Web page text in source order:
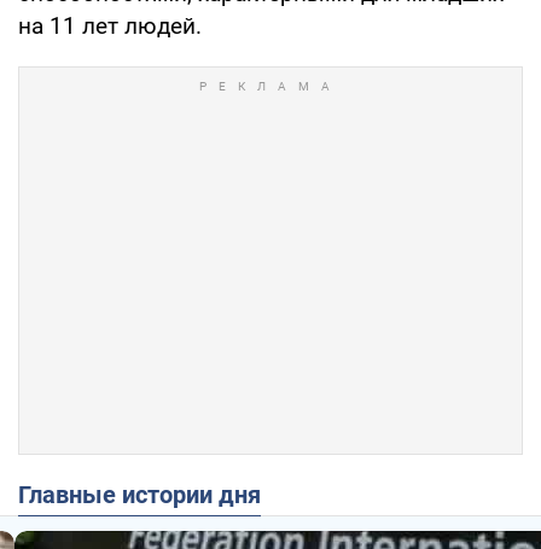
на 11 лет людей.
Главные истории дня